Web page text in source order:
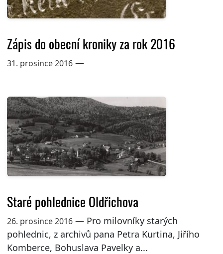
Zápis do obecní kroniky za rok 2016
31. prosince 2016—
Staré pohlednice Oldřichova
26. prosince 2016— Pro milovníky starých
pohlednic, z archivů pana Petra Kurtina, Jiřího
Komberce, Bohuslava Pavelky a...